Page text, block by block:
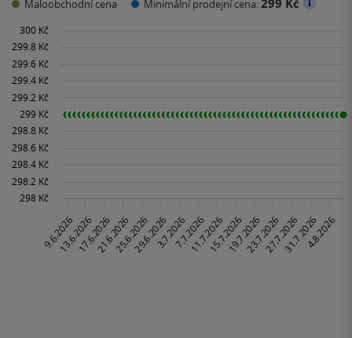
Maloobchodní cena Minimální prodejní cena: